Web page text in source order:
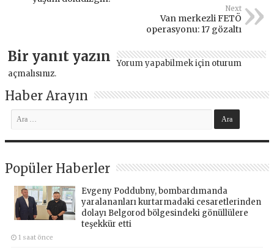
Next
Van merkezli FETÖ
operasyonu: 17 gözaltı
Bir yanıt yazın Yorum yapabilmek için oturum
açmalısınız.
Haber Arayın
Popüler Haberler
Evgeny Poddubny, bombardımanda
yaralananları kurtarmadaki cesaretlerinden
dolayı Belgorod bölgesindeki gönüllülere
teşekkür etti
1 saat önce